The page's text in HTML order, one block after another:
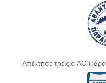
Απέκτησε τρεις ο ΑΟ